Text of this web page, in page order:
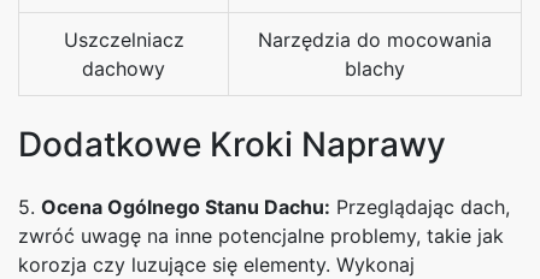
Uszczelniacz
dachowy
Narzędzia do mocowania
blachy
Dodatkowe Kroki Naprawy
5. Ocena Ogólnego Stanu Dachu: Przeglądając dach,
zwróć uwagę na inne potencjalne problemy, takie jak
korozja czy luzujące się elementy. Wykonaj